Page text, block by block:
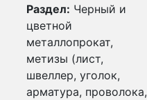
Раздел: Черный и
цветной
металлопрокат,
метизы (лист,
швеллер, уголок,
арматура, проволока,